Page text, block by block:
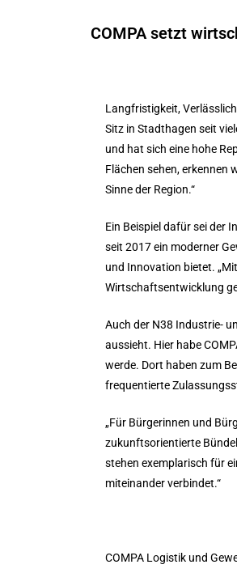
COMPA setzt
Langfristigkeit,
Sitz in Stadthagen seit
und hat sich eine hohe
Flächen sehen,
Sinne der Region.“
Ein Beispiel dafür sei der
seit 2017 ein moderner
und Innovation bietet.
Wirtschaftsentwicklung
Auch der N38 Industrie-
aussieht. Hier habe
werde. Dort haben zum
frequentierte
„Für Bürgerinnen und
zukunftsorientierte
stehen exemplarisch für
miteinander verbindet.“
COMPA Logistik und